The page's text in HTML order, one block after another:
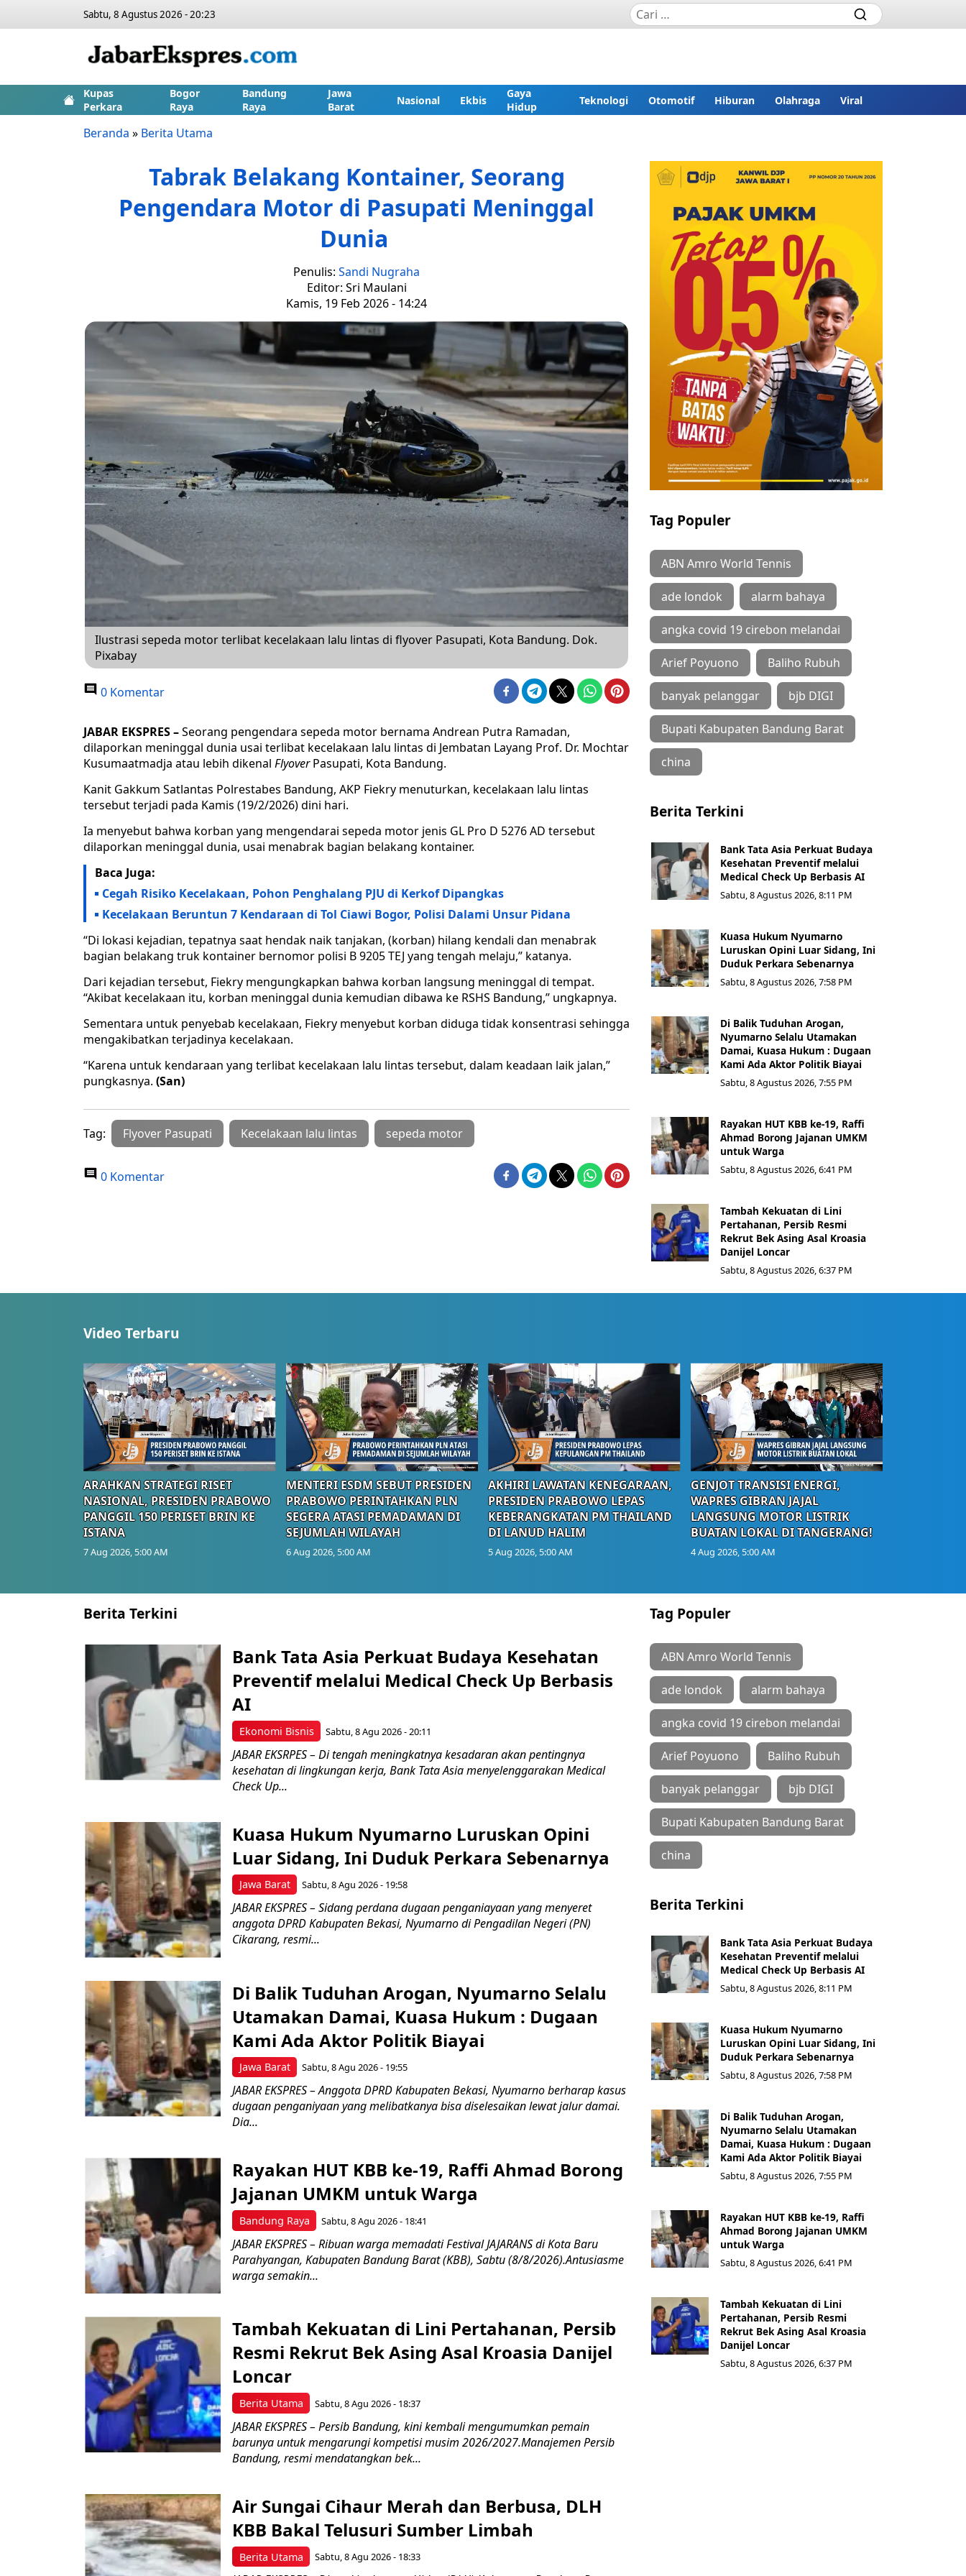
Sabtu, 8 Agustus 2026 - 20:23
Kupas
Perkara
Bogor
Raya
Bandung
Raya
Jawa
Barat
Nasional Ekbis
Gaya
Hidup
Teknologi Otomotif Hiburan Olahraga Viral
Beranda » Berita Utama
Tabrak Belakang Kontainer, Seorang
Pengendara Motor di Pasupati Meninggal
Dunia
Penulis: Sandi Nugraha
Editor: Sri Maulani
Kamis, 19 Feb 2026 - 14:24
Ilustrasi sepeda motor terlibat kecelakaan lalu lintas di flyover Pasupati, Kota Bandung. Dok.
Pixabay
0 Komentar
JABAR EKSPRES –Seorang pengendara sepeda motor bernama Andrean Putra Ramadan,
dilaporkan meninggal dunia usai terlibat kecelakaan lalu lintas di Jembatan Layang Prof. Dr. Mochtar
Kusumaatmadja atau lebih dikenal FlyoverPasupati, Kota Bandung.
Kanit Gakkum Satlantas Polrestabes Bandung, AKP Fiekry menuturkan, kecelakaan lalu lintas
tersebut terjadi pada Kamis (19/2/2026) dini hari.
Ia menyebut bahwa korban yang mengendarai sepeda motor jenis GL Pro D 5276 AD tersebut
dilaporkan meninggal dunia, usai menabrak bagian belakang kontainer.
Baca Juga:
Cegah Risiko Kecelakaan, Pohon Penghalang PJU di Kerkof Dipangkas
Kecelakaan Beruntun 7 Kendaraan di Tol Ciawi Bogor, Polisi Dalami Unsur Pidana
“Di lokasi kejadian, tepatnya saat hendak naik tanjakan, (korban) hilang kendali dan menabrak
bagian belakang truk kontainer bernomor polisi B 9205 TEJ yang tengah melaju,” katanya.
Dari kejadian tersebut, Fiekry mengungkapkan bahwa korban langsung meninggal di tempat.
“Akibat kecelakaan itu, korban meninggal dunia kemudian dibawa ke RSHS Bandung,” ungkapnya.
Sementara untuk penyebab kecelakaan, Fiekry menyebut korban diduga tidak konsentrasi sehingga
mengakibatkan terjadinya kecelakaan.
“Karena untuk kendaraan yang terlibat kecelakaan lalu lintas tersebut, dalam keadaan laik jalan,”
pungkasnya. (San)
Tag: Flyover Pasupati Kecelakaan lalu lintas sepeda motor
0 Komentar
Tag Populer
ABN Amro World Tennis
ade londok alarm bahaya
angka covid 19 cirebon melandai
Arief Poyuono Baliho Rubuh
banyak pelanggar bjb DIGI
Bupati Kabupaten Bandung Barat
china
Berita Terkini
Bank Tata Asia Perkuat Budaya
Kesehatan Preventif melalui
Medical Check Up Berbasis AI
Sabtu, 8 Agustus 2026, 8:11 PM
Kuasa Hukum Nyumarno
Luruskan Opini Luar Sidang, Ini
Duduk Perkara Sebenarnya ​
Sabtu, 8 Agustus 2026, 7:58 PM
Di Balik Tuduhan Arogan,
Nyumarno Selalu Utamakan
Damai, Kuasa Hukum : Dugaan
Kami Ada Aktor Politik Biayai
Sabtu, 8 Agustus 2026, 7:55 PM
Rayakan HUT KBB ke-19, Raffi
Ahmad Borong Jajanan UMKM
untuk Warga
Sabtu, 8 Agustus 2026, 6:41 PM
Tambah Kekuatan di Lini
Pertahanan, Persib Resmi
Rekrut Bek Asing Asal Kroasia
Danijel Loncar
Sabtu, 8 Agustus 2026, 6:37 PM
Video Terbaru
ARAHKAN STRATEGI RISET
NASIONAL, PRESIDEN PRABOWO
PANGGIL 150 PERISET BRIN KE
ISTANA
7 Aug 2026, 5:00 AM
MENTERI ESDM SEBUT PRESIDEN
PRABOWO PERINTAHKAN PLN
SEGERA ATASI PEMADAMAN DI
SEJUMLAH WILAYAH
6 Aug 2026, 5:00 AM
AKHIRI LAWATAN KENEGARAAN,
PRESIDEN PRABOWO LEPAS
KEBERANGKATAN PM THAILAND
DI LANUD HALIM
5 Aug 2026, 5:00 AM
GENJOT TRANSISI ENERGI,
WAPRES GIBRAN JAJAL
LANGSUNG MOTOR LISTRIK
BUATAN LOKAL DI TANGERANG!
4 Aug 2026, 5:00 AM
Berita Terkini
Ekonomi Bisnis
Bank Tata Asia Perkuat Budaya Kesehatan
Preventif melalui Medical Check Up Berbasis
AI
Sabtu, 8 Agu 2026 - 20:11
JABAR EKSRPES – Di tengah meningkatnya kesadaran akan pentingnya
kesehatan di lingkungan kerja, Bank Tata Asia menyelenggarakan Medical
Check Up...
Jawa Barat
Kuasa Hukum Nyumarno Luruskan Opini
Luar Sidang, Ini Duduk Perkara Sebenarnya ​
Sabtu, 8 Agu 2026 - 19:58
JABAR EKSPRES – Sidang perdana dugaan penganiayaan yang menyeret
anggota DPRD Kabupaten Bekasi, Nyumarno di Pengadilan Negeri (PN)
Cikarang, resmi...
Jawa Barat
Di Balik Tuduhan Arogan, Nyumarno Selalu
Utamakan Damai, Kuasa Hukum : Dugaan
Kami Ada Aktor Politik Biayai
Sabtu, 8 Agu 2026 - 19:55
JABAR EKSPRES – Anggota DPRD Kabupaten Bekasi, Nyumarno berharap kasus
dugaan penganiyaan yang melibatkanya bisa diselesaikan lewat jalur damai.
Dia...
Bandung Raya
Rayakan HUT KBB ke-19, Raffi Ahmad Borong
Jajanan UMKM untuk Warga
Sabtu, 8 Agu 2026 - 18:41
JABAR EKSPRES – Ribuan warga memadati Festival JAJARANS di Kota Baru
Parahyangan, Kabupaten Bandung Barat (KBB), Sabtu (8/8/2026).Antusiasme
warga semakin...
Berita Utama
Tambah Kekuatan di Lini Pertahanan, Persib
Resmi Rekrut Bek Asing Asal Kroasia Danijel
Loncar
Sabtu, 8 Agu 2026 - 18:37
JABAR EKSPRES – Persib Bandung, kini kembali mengumumkan pemain
barunya untuk mengarungi kompetisi musim 2026/2027.Manajemen Persib
Bandung, resmi mendatangkan bek...
Berita Utama
Air Sungai Cihaur Merah dan Berbusa, DLH
KBB Bakal Telusuri Sumber Limbah
Sabtu, 8 Agu 2026 - 18:33
Tag Populer
ABN Amro World Tennis
ade londok alarm bahaya
angka covid 19 cirebon melandai
Arief Poyuono Baliho Rubuh
banyak pelanggar bjb DIGI
Bupati Kabupaten Bandung Barat
china
Berita Terkini
Bank Tata Asia Perkuat Budaya
Kesehatan Preventif melalui
Medical Check Up Berbasis AI
Sabtu, 8 Agustus 2026, 8:11 PM
Kuasa Hukum Nyumarno
Luruskan Opini Luar Sidang, Ini
Duduk Perkara Sebenarnya ​
Sabtu, 8 Agustus 2026, 7:58 PM
Di Balik Tuduhan Arogan,
Nyumarno Selalu Utamakan
Damai, Kuasa Hukum : Dugaan
Kami Ada Aktor Politik Biayai
Sabtu, 8 Agustus 2026, 7:55 PM
Rayakan HUT KBB ke-19, Raffi
Ahmad Borong Jajanan UMKM
untuk Warga
Sabtu, 8 Agustus 2026, 6:41 PM
Tambah Kekuatan di Lini
Pertahanan, Persib Resmi
Rekrut Bek Asing Asal Kroasia
Danijel Loncar
Sabtu, 8 Agustus 2026, 6:37 PM